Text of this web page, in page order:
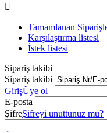

Tamamlanan
Karşılaştırma listesi
İstek listesi
Sipariş takibi
Sipariş takibi
GirişÜye ol
E-posta
ŞifreŞifreyi unuttunuz mu?